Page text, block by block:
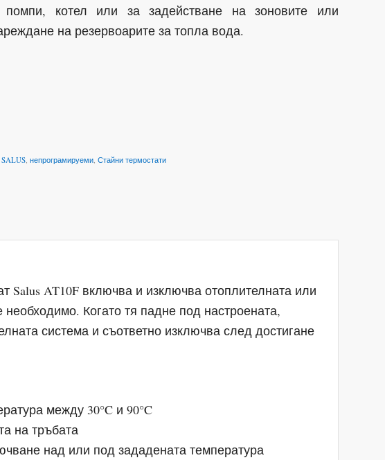
помпи, котел или за задействане на зоновите или
на резервоарите за топла вода.
SALUS,непрограмируеми,Стайни термостати
Salus AT10F включва и изключва отоплителната или
необходимо. Когато тя падне под настроената,
система и съответно изключва след достигане
между 30°C и 90°C
на тръбата
над или под зададената температура